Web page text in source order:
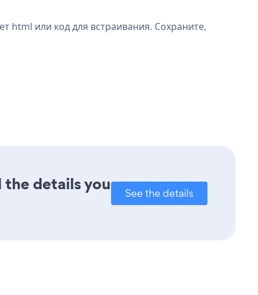
html или код для встраивания. Сохраните,
the details you
See the details